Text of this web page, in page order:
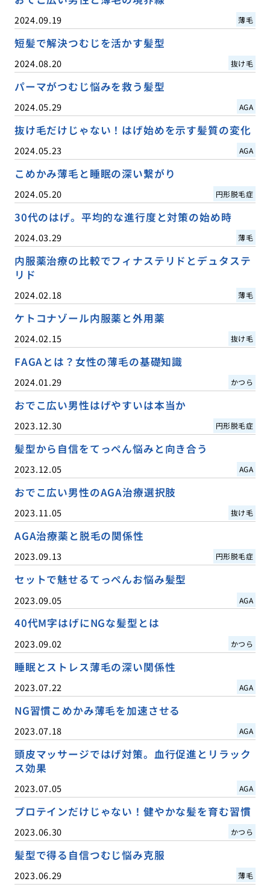
2024.09.19 薄毛
短髪で解決つむじを活かす髪型
2024.08.20 抜け毛
パーマがつむじ悩みを救う髪型
2024.05.29 AGA
抜け毛だけじゃない！はげ始めを示す髪質の変化
2024.05.23 AGA
こめかみ薄毛と睡眠の深い繋がり
2024.05.20 円形脱毛症
30代のはげ。平均的な進行度と対策の始め時
2024.03.29 薄毛
内服薬治療の比較でフィナステリドとデュタステ
リド
2024.02.18 薄毛
ケトコナゾール内服薬と外用薬
2024.02.15 抜け毛
FAGAとは？女性の薄毛の基礎知識
2024.01.29 かつら
おでこ広い男性はげやすいは本当か
2023.12.30 円形脱毛症
髪型から自信をてっぺん悩みと向き合う
2023.12.05 AGA
おでこ広い男性のAGA治療選択肢
2023.11.05 抜け毛
AGA治療薬と脱毛の関係性
2023.09.13 円形脱毛症
セットで魅せるてっぺんお悩み髪型
2023.09.05 AGA
40代M字はげにNGな髪型とは
2023.09.02 かつら
睡眠とストレス薄毛の深い関係性
2023.07.22 AGA
NG習慣こめかみ薄毛を加速させる
2023.07.18 AGA
頭皮マッサージではげ対策。血行促進とリラック
ス効果
2023.07.05 AGA
プロテインだけじゃない！健やかな髪を育む習慣
2023.06.30 かつら
髪型で得る自信つむじ悩み克服
2023.06.29 薄毛